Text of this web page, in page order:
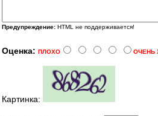
Предупреждение: HTML не поддерживается!
Оценка: ПЛОХО ОЧЕНЬ
Картинка: